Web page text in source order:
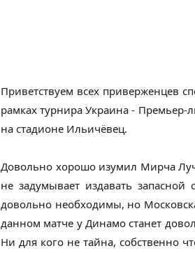
Приветствуем всех приверженцев
рамках турнира Украина - Премьер-
на стадионе Ильичёвец.
Довольно хорошо изумил Мирча
не задумывает издавать
довольно необходимы, но
данном матче у Динамо станет
Ни для кого не тайна, собственно